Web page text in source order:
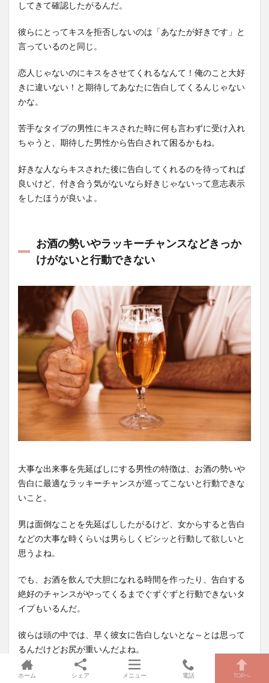
してきて確認したがるんだ。
彼らにとってキスを拒否しないのは「あなたが好きです」と
言っているのと同じ。
恋人じゃないのにキスをさせてくれるなんて！俺のこと大好
きに違いない！と期待してあなたに告白してくるんじゃない
かな。
苦手なタイプの男性にキスされた時に何も言わずに受け入れ
ちゃうと、期待した男性から告白されて困るかもね。
好きな人ならキスされた後に告白してくれるのを待ってれば
良いけど、付き合う気がないなら好きじゃないって意志表示
をしたほうが良いよ。
お酒の勢いやラッキーチャンスなどきっか
けがないと行動できない
大事な出来事を先延ばしにする男性の特徴は、お酒の勢いや
告白に最適なラッキーチャンスが巡ってこないと行動できな
いこと。
男は面倒なことを先延ばししたがるけど、女からすると告白
などの大事な時くらいは男らしくビシッと行動して欲しいと
思うよね。
でも、お酒を飲んで大胆になれる時間を作ったり、告白する
絶好のチャンスがやってくるまでぐずぐずと行動できないタ
イプもいるんだ。
彼らは頭の中では、早く彼女に告白しないとな～とは思って
るんだけどお尻が重いんだよね。
夏休みの宿題を最終日の数日前にならないと手を付けない人
ホーム シェア メニュー 電話 TOPへ